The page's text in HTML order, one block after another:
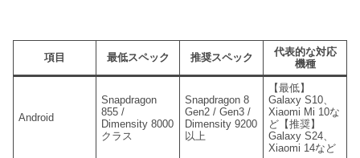
項目 最低スペック 推奨スペック
代表的な対応
機種
Android
Snapdragon
855 /
Dimensity 8000
クラス
Snapdragon 8
Gen2 / Gen3 /
Dimensity 9200
以上
【最低】
Galaxy S10、
Xiaomi Mi 10な
ど【推奨】
Galaxy S24、
Xiaomi 14など